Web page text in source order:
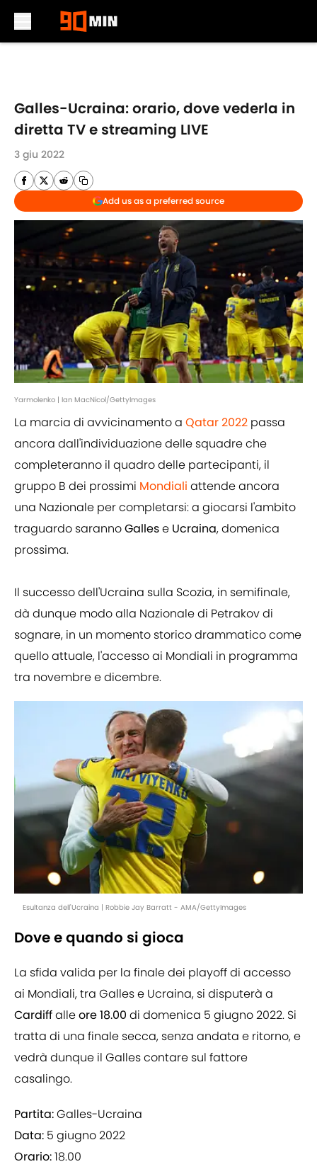
Galles-Ucraina: orario, dove vederla in
diretta TV e streaming LIVE
3 giu 2022
Add us as a preferred source
Yarmolenko | Ian MacNicol/GettyImages
La marcia di avvicinamento a Qatar 2022 passa
ancora dall'individuazione delle squadre che
completeranno il quadro delle partecipanti, il
gruppo B dei prossimi Mondiali attende ancora
una Nazionale per completarsi: a giocarsi l'ambito
traguardo sarannoGallese Ucraina, domenica
prossima.
Il successo dell'Ucraina sulla Scozia, in semifinale,
dà dunque modo alla Nazionale di Petrakov di
sognare, in un momento storico drammatico come
quello attuale, l'accesso ai Mondiali in programma
tra novembre e dicembre.
Esultanza dell'Ucraina | Robbie Jay Barratt - AMA/GettyImages
Dove e quando si gioca
La sfida valida per la finale dei playoff di accesso
ai Mondiali, tra Galles e Ucraina, si disputerà a
Cardiffalleore 18.00 di domenica 5 giugno 2022. Si
tratta di una finale secca, senza andata e ritorno, e
vedrà dunque il Galles contare sul fattore
casalingo.
Partita:Galles-Ucraina
Data: 5 giugno 2022
Orario:18.00